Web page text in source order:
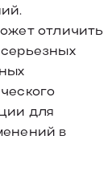
отличить
для
в